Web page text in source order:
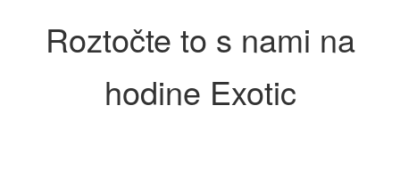
Roztočte to s nami na
hodine Exotic